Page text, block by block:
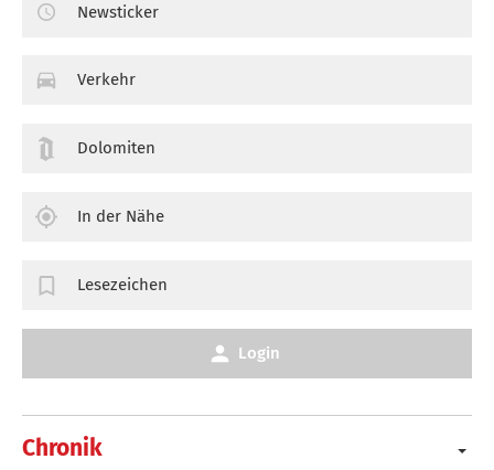
Chronik
Newsticker
Verkehr
Dolomiten
In der Nähe
Lesezeichen
Login